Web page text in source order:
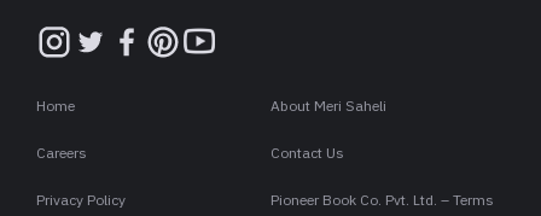
Home About Meri Saheli
Careers Contact Us
Privacy Policy Pioneer Book Co. Pvt. Ltd. – Terms